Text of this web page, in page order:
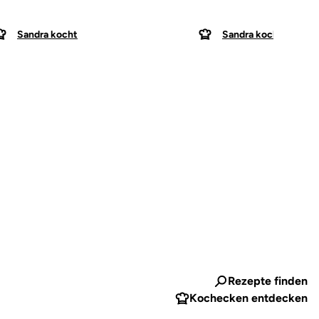
Sandra kocht Sandra kocht
Rezepte finden
Kochecken entdecken